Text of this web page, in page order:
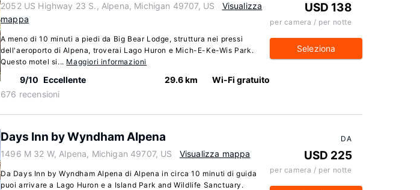
2052 US Highway 23 S., Alpena, Michigan 49707, US
Visualizza
mappa
A meno di 10 minuti a piedi da Big Bear Lodge, struttura nei pressi
dell'aeroporto di Alpena, troverai Lago Huron e Mich-E-Ke-Wis Park.
Questo motel si... Maggiori informazioni
9/10 Eccellente
676 recensioni
29.6 km Wi-Fi gratuito
USD 138
per camera / per notte
Seleziona
Days Inn by Wyndham Alpena
1496 M 32 W, Alpena, Michigan 49707, US Visualizza mappa
Da Days Inn by Wyndham Alpena di Alpena in circa 10 minuti di guida
puoi arrivare a Lago Huron e a Island Park and Wildlife Sanctuary.
DA
USD 225
per camera / per notte